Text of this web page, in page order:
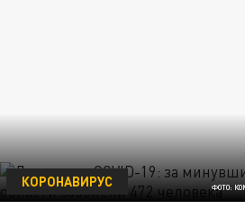
ФОТО:
КОРОНАВИРУС